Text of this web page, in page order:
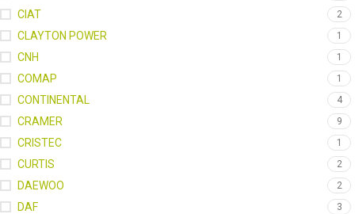
CIAT 2
CLAYTON POWER 1
CNH 1
COMAP 1
CONTINENTAL 4
CRAMER 9
CRISTEC 1
CURTIS 2
DAEWOO 2
DAF 3